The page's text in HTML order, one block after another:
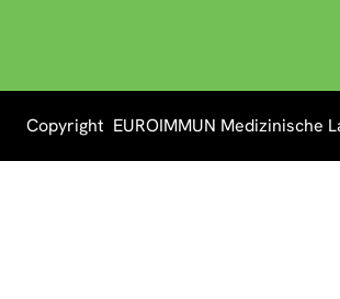
Copyright EUROIMMUN Medizinische